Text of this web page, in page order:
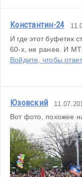
Константин-24
И где этот буфетик
60-х, не ранее. И
Войдите, чтобы
Юзовский
Вот фото, похожее